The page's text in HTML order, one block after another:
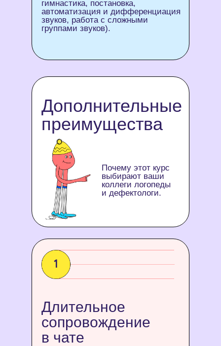
гимнастика, постановка,
автоматизация и дифференциация
звуков, работа с сложными
группами звуков).
Дополнительные
преимущества
Почему этот курс
выбирают ваши
коллеги логопеды
и дефектологи.
Длительное
сопровождение
в чате